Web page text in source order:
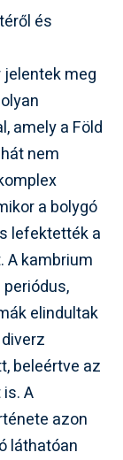
és
meg
amely a Föld
nem
a bolygó
lefektették a
A kambrium
elindultak
beleértve az
A
azon
láthatóan